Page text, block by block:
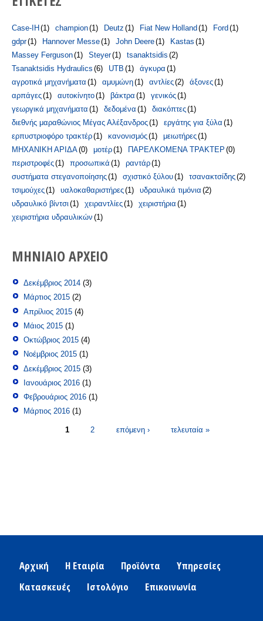
Case-IH (1) champion(1) Deutz (1) Fiat New Holland (1) Ford (1)
gdpr(1) Hannover Messe(1) John Deere(1) Kastas (1)
Massey Ferguson(1) Steyer(1) tsanaktsidis (2)
Tsanaktsidis Hydraulics (6) UTB (1) άγκυρα (1)
αγροτικά μηχανήματα (1) αμυμώνη(1) αντλίες(2) άξονες(1)
αρπάγες(1) αυτοκίνητο(1) βάκτρα (1) γενικός(1)
γεωργικά μηχανήματα (1) δεδομένα (1) διακόπτες(1)
διεθνής μαραθώνιος Μέγας Αλέξανδρος(1) εργάτης για ξύλα (1)
ερπυστριοφόρο τρακτέρ(1) κανονισμός(1) μειωτήρες(1)
ΜΗΧΑΝΙΚΗ ΑΡΙΔΑ(0) μοτέρ(1) ΠΑΡΕΛΚΟΜΕΝΑ ΤΡΑΚΤΕΡ (0)
περιστροφές(1) προσωπικά (1) ραντάρ(1)
συστήματα στεγανοποίησης(1) σχιστικό ξύλου(1) τσανακτσίδης(2)
τσιμούχες(1) υαλοκαθαριστήρες(1) υδραυλικά τιμόνια (2)
υδραυλικό βίντσι(1) χειραντλίες(1) χειριστήρια (1)
χειριστήρια υδραυλικών (1)
ΜΗΝΙΑΊΟ ΑΡΧΕΊΟ
Δεκέμβριος 2014(3)
Μάρτιος 2015(2)
Απρίλιος 2015(4)
Μάιος 2015(1)
Οκτώβριος 2015(4)
Νοέμβριος 2015(1)
Δεκέμβριος 2015(3)
Ιανουάριος 2016(1)
Φεβρουάριος 2016(1)
Μάρτιος 2016(1)
1 2 επόμενη › τελευταία »
Αρχική Η Εταιρία Προϊόντα
Υπηρεσίες
Κατασκευές
Ιστολόγιο Επικοινωνία